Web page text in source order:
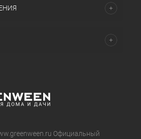
Официальный